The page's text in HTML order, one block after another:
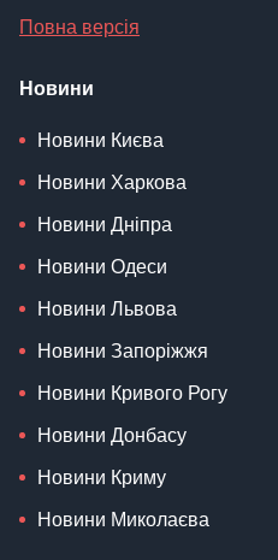
Повна версія
Новини
Новини Києва
Новини Харкова
Новини Дніпра
Новини Одеси
Новини Львова
Новини Запоріжжя
Новини Кривого Рогу
Новини Донбасу
Новини Криму
Новини Миколаєва